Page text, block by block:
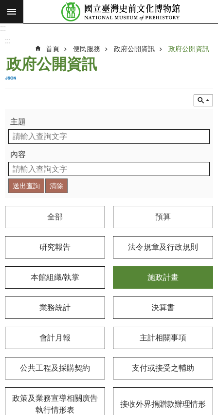
跳到主要內容區塊
搜
願
景
最
新
消
息
參
觀
展
學
探
認
們
民
務
:::
:::
首頁 便民服務 政府公開資訊 政府公開資訊
政府公開資訊
主題
內容
全部 預算
研究報告 法令規章及行政規則
本館組織/執掌 施政計畫
業務統計 決算書
會計月報 主計相關事項
公共工程及採購契約 支付或接受之輔助
政策及業務宣導相關廣告
執行情形表
接收外界捐贈款辦理情形